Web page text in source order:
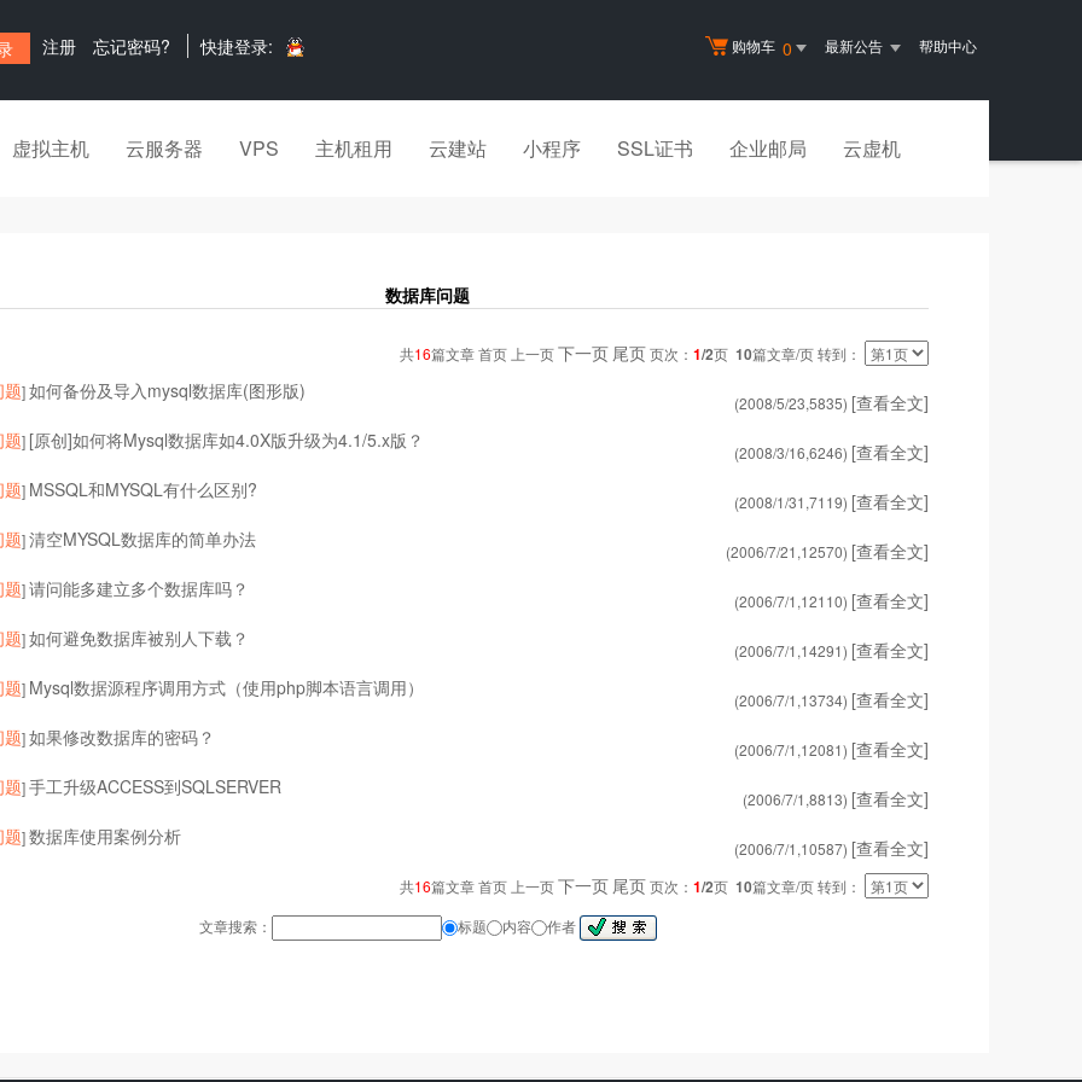
购物车 0 最新公告 帮助中心
注册 忘记密码? 快捷登录:
虚拟主机 云服务器 VPS 主机租用 云建站 小程序 SSL证书 企业邮局 云虚机
数据库问题
共16篇文章 首页 上一页下一页 尾页页次： 1/2页 10篇文章/页 转到：
]如何备份及导入mysql数据库(图形版)
(2008/5/23,5835) [查看全文]
] [原创]如何将Mysql数据库如4.0X版升级为4.1/5.x版？
(2008/3/16,6246) [查看全文]
] MSSQL和MYSQL有什么区别?
(2008/1/31,7119) [查看全文]
]清空MYSQL数据库的简单办法
(2006/7/21,12570) [查看全文]
]请问能多建立多个数据库吗？
(2006/7/1,12110) [查看全文]
]如何避免数据库被别人下载？
(2006/7/1,14291) [查看全文]
] Mysql数据源程序调用方式（使用php脚本语言调用）
(2006/7/1,13734) [查看全文]
]如果修改数据库的密码？
(2006/7/1,12081) [查看全文]
]手工升级ACCESS到SQLSERVER
(2006/7/1,8813) [查看全文]
]数据库使用案例分析
(2006/7/1,10587) [查看全文]
共16篇文章 首页 上一页下一页 尾页页次： 1/2页 10篇文章/页 转到：
文章搜索：
标题 内容 作者